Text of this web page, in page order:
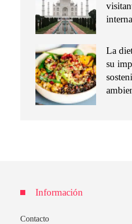
La
su
Información
Contacto